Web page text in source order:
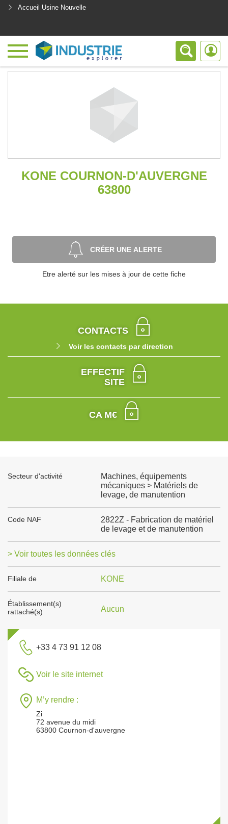
Accueil Usine Nouvelle
KONE COURNON-D'AUVERGNE
63800
CRÉER UNE ALERTE
Etre alerté sur les mises à jour de cette fiche
CONTACTS
Voir les contacts par direction
EFFECTIF
SITE
CA M€
Secteur d'activité
Machines, équipements
mécaniques > Matériels de
levage, de manutention
Code NAF
2822Z - Fabrication de matériel
de levage et de manutention
> Voir toutes les données clés
Filiale de KONE
Établissement(s)
rattaché(s)
Aucun
+33 4 73 91 12 08
Voir le site internet
M’y rendre :
Zi
72 avenue du midi
63800 Cournon-d'auvergne